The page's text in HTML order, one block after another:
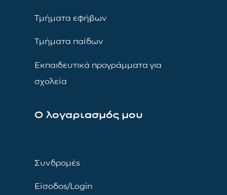
Τμήματα εφήβων
Τμήματα παίδων
Εκπαιδευτικά προγράμματα για
σχολεία
Ο λογαριασμός μου
Συνδρομές
Είσοδος/Login